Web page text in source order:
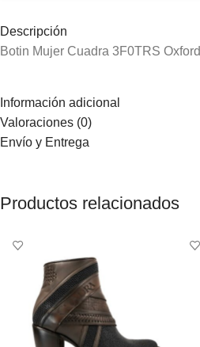
Descripción
Botin Mujer Cuadra 3F0TRS Oxford
Información adicional
Valoraciones (0)
Envío y Entrega
Productos relacionados